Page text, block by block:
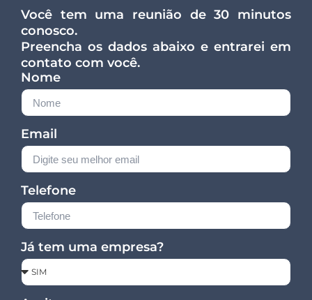
Você tem uma reunião de 30 minutos
conosco.
Preencha os dados abaixo e entrarei em
contato com você.
Nome
Email
Telefone
Já tem uma empresa?